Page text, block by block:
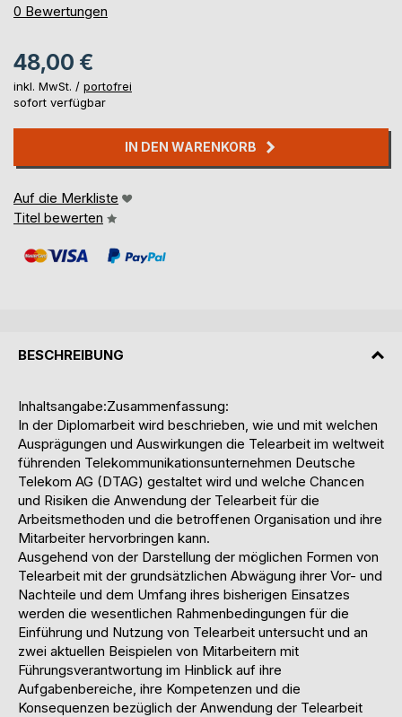
0%
0 Bewertungen
48,00 €
inkl. MwSt. / portofrei
sofort verfügbar
IN DEN WARENKORB
Auf die Merkliste
Titel bewerten
BESCHREIBUNG
Inhaltsangabe:Zusammenfassung:
In der Diplomarbeit wird beschrieben, wie und mit welchen
Ausprägungen und Auswirkungen die Telearbeit im weltweit
führenden Telekommunikationsunternehmen Deutsche
Telekom AG (DTAG) gestaltet wird und welche Chancen
und Risiken die Anwendung der Telearbeit für die
Arbeitsmethoden und die betroffenen Organisation und ihre
Mitarbeiter hervorbringen kann.
Ausgehend von der Darstellung der möglichen Formen von
Telearbeit mit der grundsätzlichen Abwägung ihrer Vor- und
Nachteile und dem Umfang ihres bisherigen Einsatzes
werden die wesentlichen Rahmenbedingungen für die
Einführung und Nutzung von Telearbeit untersucht und an
zwei aktuellen Beispielen von Mitarbeitern mit
Führungsverantwortung im Hinblick auf ihre
Aufgabenbereiche, ihre Kompetenzen und die
Konsequenzen bezüglich der Anwendung der Telearbeit